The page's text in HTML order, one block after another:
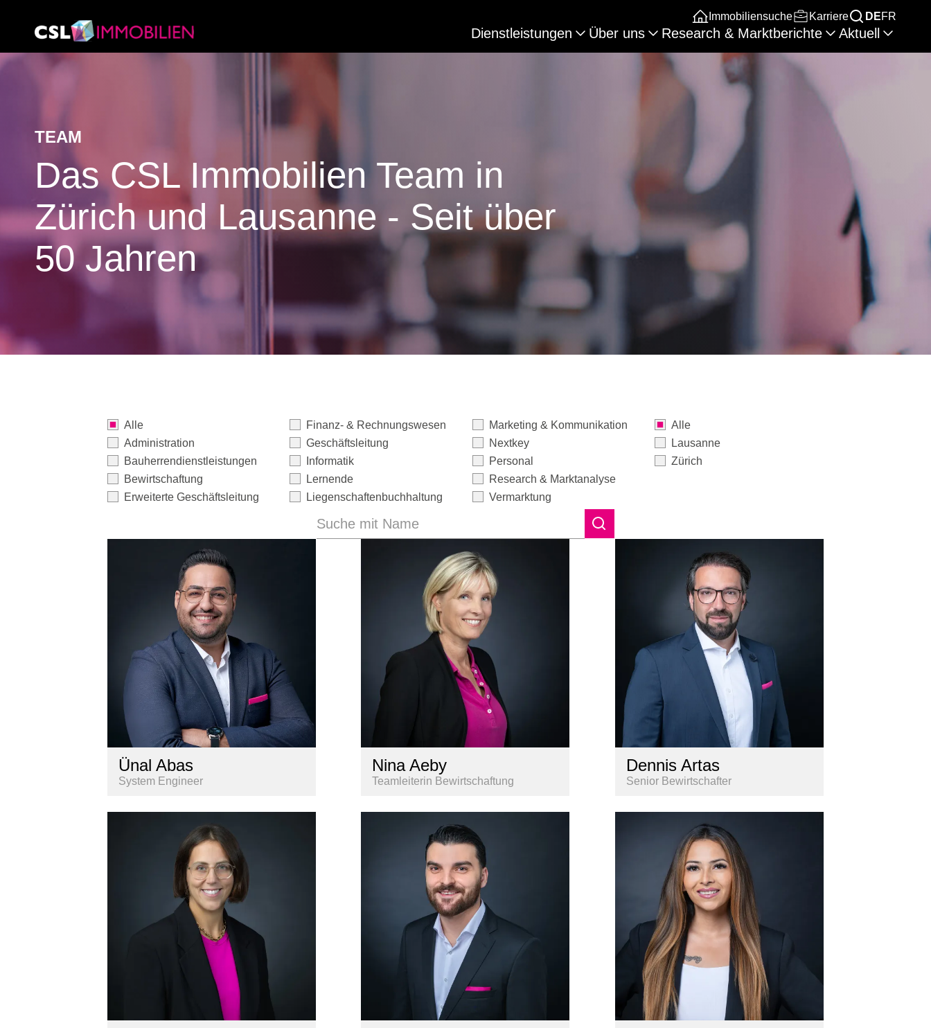
Immobiliensuche Karriere DEFR
Dienstleistungen Über uns Research & Marktberichte Aktuell
TEAM
Das CSL Immobilien Team in
Zürich und Lausanne - Seit über
50 Jahren
Alle
Administration
Bauherrendienstleistungen
Bewirtschaftung
Erweiterte Geschäftsleitung
Finanz- & Rechnungswesen
Geschäftsleitung
Informatik
Lernende
Liegenschaftenbuchhaltung
Marketing & Kommunikation
Nextkey
Personal
Research & Marktanalyse
Vermarktung
Alle
Lausanne
Zürich
Suche mit Name
Ünal Abas
System Engineer
Nina Aeby
Teamleiterin Bewirtschaftung
Dennis Artas
Senior Bewirtschafter